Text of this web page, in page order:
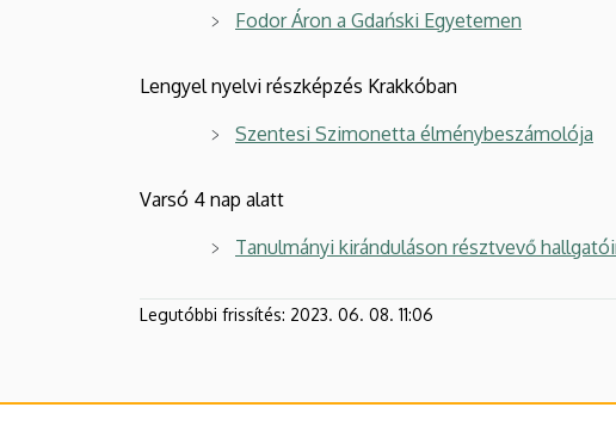
Fodor Áron a Gdański Egyetemen
Lengyel nyelvi részképzés Krakkóban
Szentesi Szimonetta élménybeszámolója
Varsó 4 nap alatt
Tanulmányi kiránduláson résztvevő
Legutóbbi frissítés: 2023. 06. 08. 11:06